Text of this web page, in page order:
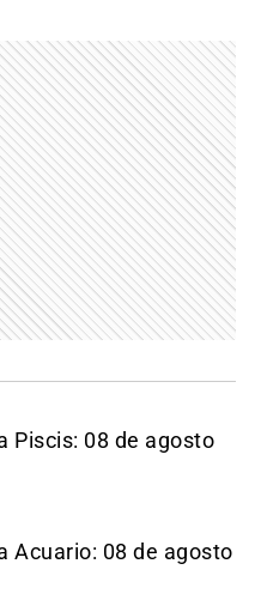
Piscis: 08 de agosto
Acuario: 08 de agosto